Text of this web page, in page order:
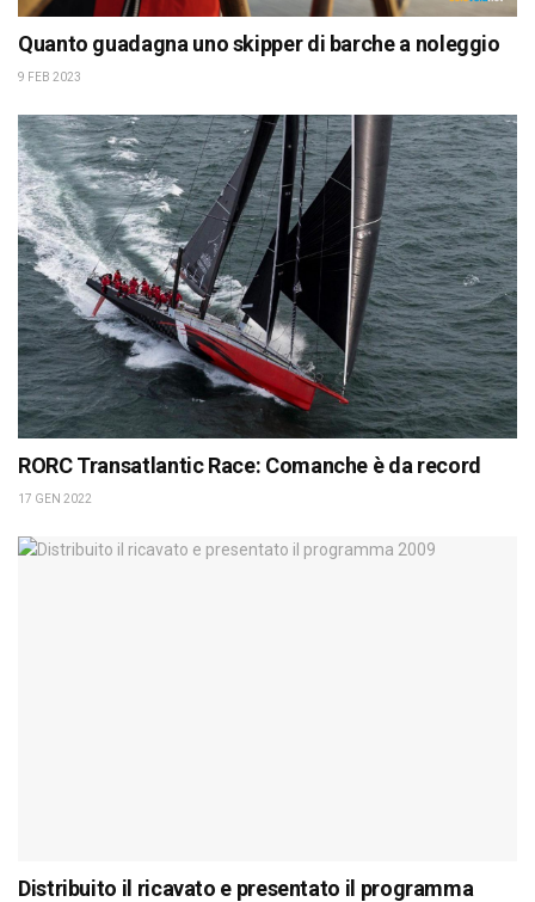
Quanto guadagna uno skipper di barche a noleggio
9 FEB 2023
RORC Transatlantic Race: Comanche è da record
17 GEN 2022
Distribuito il ricavato e presentato il programma